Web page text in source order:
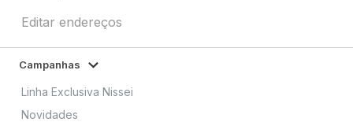
Editar endereços
Campanhas
Linha Exclusiva Nissei
Novidades